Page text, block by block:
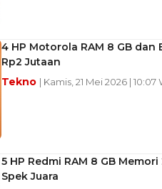
4 HP Motorola RAM 8 GB dan
Rp2 Jutaan
Tekno | Kamis, 21 Mei 2026 | 10:07
5 HP Redmi RAM 8 GB
Spek Juara